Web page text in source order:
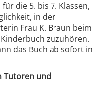
die 5. bis 7. Klassen,
in der
Frau K. Braun beim
zuzuhören.
das Buch ab sofort in
Tutoren und